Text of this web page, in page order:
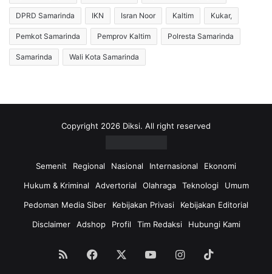
DPRD Samarinda IKN Isran Noor Kaltim Kukar,
Pemkot Samarinda Pemprov Kaltim Polresta Samarinda
Samarinda Wali Kota Samarinda
Copyright 2026 Diksi. All right reserved
Semenit Regional Nasional Internasional
Ekonomi
Hukum & Kriminal
Advertorial Olahraga Teknologi
Umum
Pedoman Media Siber
Kebijakan Privasi
Kebijakan Editorial
Disclaimer
Adshop Profil Tim Redaksi Hubungi Kami
RSS Facebook YouTubeInstagram